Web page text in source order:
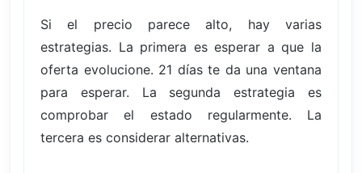
Si el precio parece alto, hay varias
estrategias. La primera es esperar a que la
oferta evolucione. 21 días te da una ventana
para esperar. La segunda estrategia es
comprobar el estado regularmente. La
tercera es considerar alternativas.